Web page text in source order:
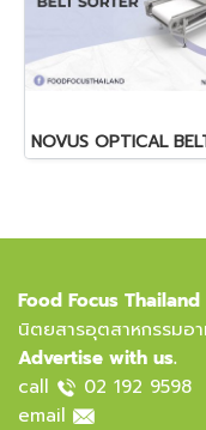
Food Focus Thailand
นิตยสารอุตสาหกรรมอา
Advertise with us.
call
02 192 9598
email